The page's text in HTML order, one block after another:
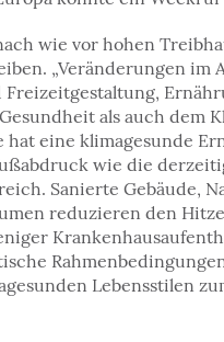
wie vor hohen
„Veränderungen im
als auch dem
hat eine klimagesunde
wie die
Sanierte Gebäude,
reduzieren den
Lebensstilen